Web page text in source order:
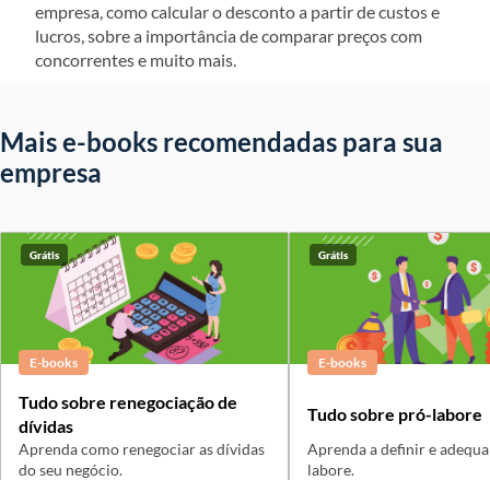
empresa, como calcular o desconto a partir de custos e
lucros, sobre a importância de comparar preços com
concorrentes e muito mais.
Mais e-books recomendadas para sua
empresa
Grátis
E-books
Tudo sobre renegociação de
dívidas
Aprenda como renegociar as dívidas
do seu negócio.
Grátis
E-books
Tudo sobre pró-labore
Aprenda a definir e
labore.